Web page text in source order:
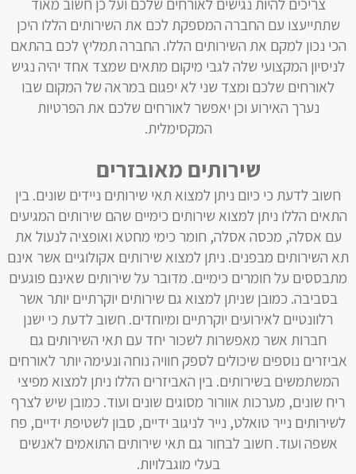
צריכים להיות נגישים לאורחים שלכם ועל כן חשוב מאוד
שתתייעצו עם החברה המספקת לכם את השירותים הללו היכן
הכי נכון למקם את השירותים הללו. החברה תמליץ לכם בהתאם
לניסיון המקצועי שלה לגבי מיקום מתאים שמצד אחד יהיה נגיש
לאורחים שלכם ומצד שני לא יפגום במראה של המקום שבו
נערך האירוע וכן יאפשר לאורחים שלכם את הפרטיות
המקסימלית.
שירותים מאובזרים
חשוב לדעת כי כיום ניתן למצוא תאי שירותים ניידים שונים. בין
התאים הללו ניתן למצוא שירותים כימיים שהם שירותים המגיעים
עם אסלה, מכסה אסלה, חומר כימי מחטא ואופציה לנעול את
תא השירותים מבפנים. ניתן למצוא שירותים אקולוגיים אשר אינם
מתבססים על חומרים כימיים. מדובר על שירותים שאינם פוגעים
בסביבה. כמובן שניתן למצוא גם שירותים יוקרתיים יותר אשר
רלוונטיים לאירועים יוקרתיים ומיוחדים. חשוב לדעת כי ישנן
חברות אשר מאפשרות לשכור יחד עם תאי השירותים גם
אביזרים נוספים שיכולים לספק חוויה נוחה ונעימה יותר לאורחים
המשתמשים בשירותים. בין האביזרים הללו ניתן למצוא מפיצי
ריח שונים, מערכות אוורור מסוגים שונים ועוד. כמובן שיש לצרף
לשירותים נייר טואלט, נייר לניגוב ידיים, סבון לשטיפת ידיים, פח
אשפה ועוד. חשוב לבחור גם תאי שירותים התואמים לאנשים
בעלי מוגבלויות.